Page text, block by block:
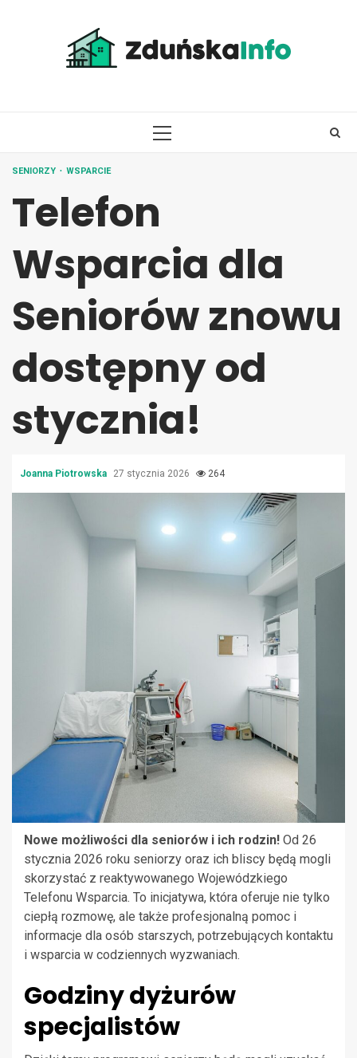
PRIMARY
SENIORZY WSPARCIE
Telefon
Wsparcia dla
Seniorów znowu
dostępny od
stycznia!
Joanna Piotrowska 27 stycznia 2026 264
Nowe możliwości dla seniorów i ich rodzin! Od 26
stycznia 2026 roku seniorzy oraz ich bliscy będą mogli
skorzystać z reaktywowanego Wojewódzkiego
Telefonu Wsparcia. To inicjatywa, która oferuje nie tylko
ciepłą rozmowę, ale także profesjonalną pomoc i
informacje dla osób starszych, potrzebujących kontaktu
i wsparcia w codziennych wyzwaniach.
Godziny dyżurów
specjalistów